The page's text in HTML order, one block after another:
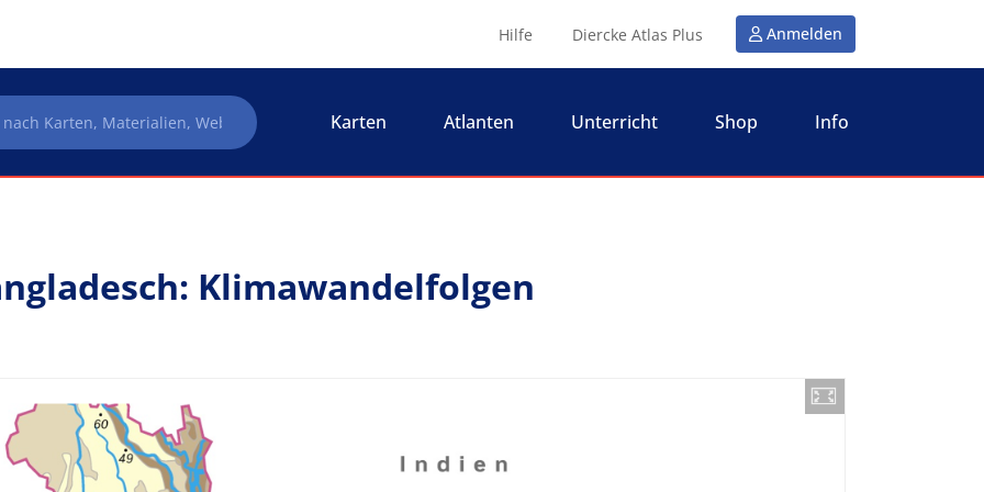
Hilfe Diercke Atlas Plus Anmelden
Karten Atlanten Unterricht Shop Info
Klimawandelfolgen